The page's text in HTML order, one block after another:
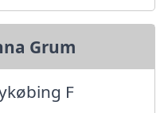
Grum
F